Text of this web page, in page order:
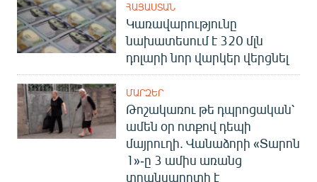
ՀԱՅԱՍՏԱՆ
Կառավարությունը
նախատեսում է 320 մլն
դոլարի նոր վարկեր վերցնել
ՄԱՐԶԵՐ
Թոշակառու թե դպրոցական՝
ամեն օր ոտքով դեպի
մայրուղի. Վանաձորի «Տարոն
1»-ը 3 ամիս առանց
տրանսպորտի է